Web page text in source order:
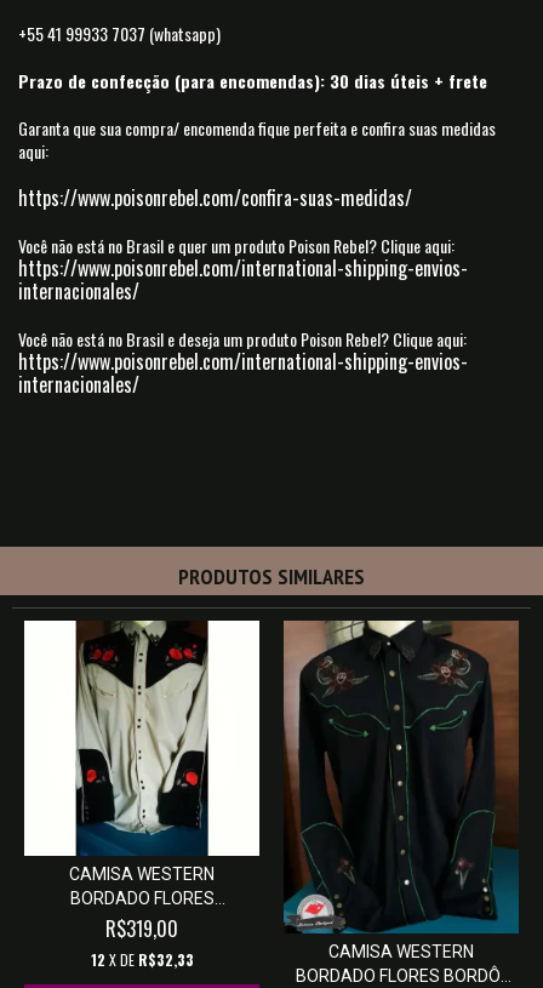
+55 41 99933 7037 (whatsapp)
Prazo de confecção (para encomendas): 30 dias úteis + frete
Garanta que sua compra/ encomenda fique perfeita e confira suas medidas
aqui:
https://www.poisonrebel.com/confira-suas-medidas/
Você não está no Brasil e quer um produto Poison Rebel?Clique aqui:
https://www.poisonrebel.com/international-shipping-envios-
internacionales/
Você não está no Brasil e deseja um produto Poison Rebel?Clique aqui:
https://www.poisonrebel.com/international-shipping-envios-
internacionales/
PRODUTOS SIMILARES
CAMISA WESTERN
BORDADO FLORES
MASCULINA...
R$319,00
12 X DE R$32,33
CAMISA WESTERN
BORDADO FLORES BORDÔ/